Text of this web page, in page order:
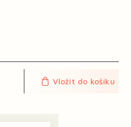
Vložit do košíku